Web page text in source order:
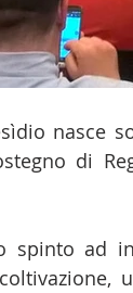
nasce
di
ad